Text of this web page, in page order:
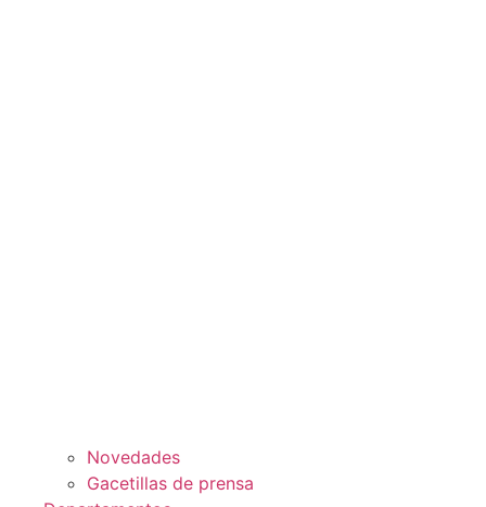
Novedades
Gacetillas de prensa